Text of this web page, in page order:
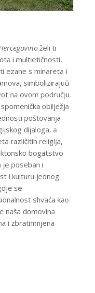
želi ti
i multietičnosti,
ezane s minareta i
simbolizirajući
na ovom području.
obilježja
poštovanja
dijaloga, a
različitih religija,
bogatstvo
je poseban i
i kulturu jednog
se
shvaća kao
naša domovina
i zbratimnjena